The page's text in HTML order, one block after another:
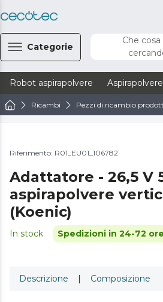
Categorie
Che cosa
Robot aspirapolvere
Ricambi Pezzi di ricambio
Riferimento: R01_EU01_106782
Adattatore - 26,5 V
aspirapolvere
(Koenic)
In stock Spedizioni in 24-72 ore
Descrizione | Composizione